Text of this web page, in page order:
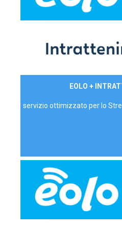
EOLO +
servizio ottimizzato per lo